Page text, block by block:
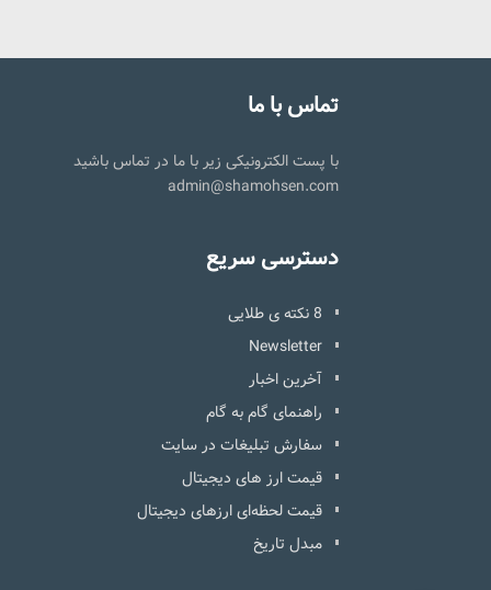
تماس با ما
با پست الکترونیکی زیر با ما در تماس باشید
admin@shamohsen.com
دسترسی سریع
8 نکته ی طلایی
Newsletter
آخرین اخبار
راهنمای گام به گام
سفارش تبلیغات در سایت
قیمت ارز های دیجیتال
قیمت لحظه‌ای ارزهای دیجیتال
مبدل تاریخ